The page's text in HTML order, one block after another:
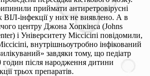
приймати антиретровірусні
ВІЛ-інфекції у них не виявлено. А в
центру Джона Хопкінса (Johns
і Університету Міссісіпі повідомили,
внутрішньоутробно інфікований
завдяки тому, що педіатр
після народження дитини
трьох препаратів.